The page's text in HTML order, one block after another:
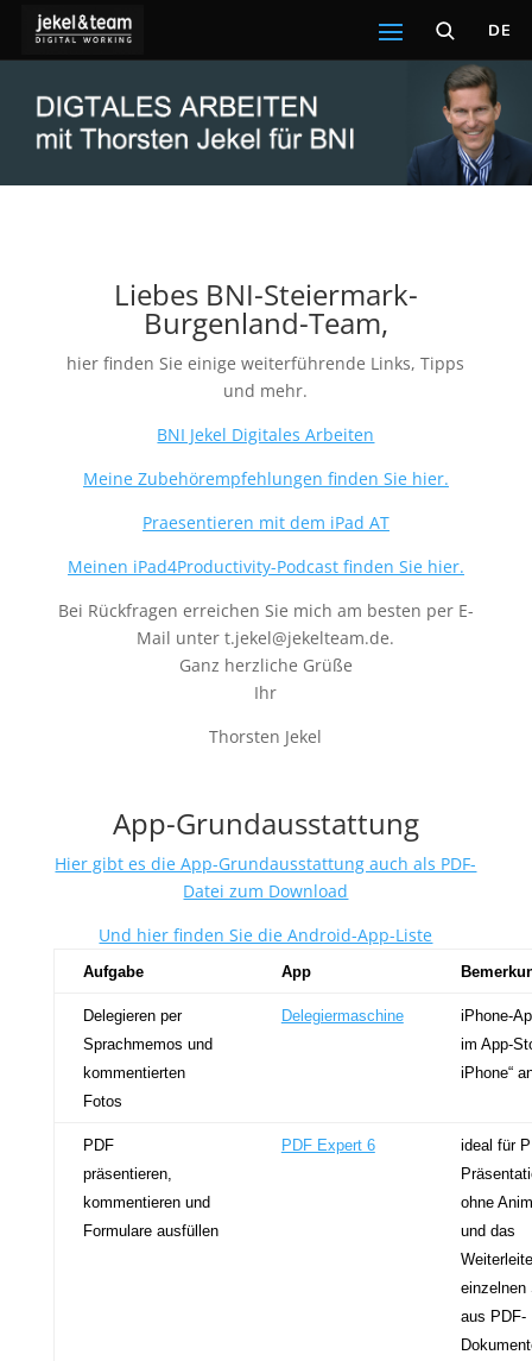
DE
Liebes BNI-Steiermark-
Burgenland-Team,
hier finden Sie einige weiterführende Links, Tipps
und mehr.
BNI Jekel Digitales Arbeiten
Meine Zubehörempfehlungen finden Sie hier.
Praesentieren mit dem iPad AT
Meinen iPad4Productivity-Podcast finden Sie hier.
Bei Rückfragen erreichen Sie mich am besten per E-
Mail unter t.jekel@jekelteam.de.
Ganz herzliche Grüße
Ihr
Thorsten Jekel
App-Grundausstattung
Hier gibt es die App-Grundausstattung auch als PDF-
Datei zum Download
Und hier finden Sie die Android-App-Liste
Aufgabe App
Delegieren per
Sprachmemos und
kommentierten
Fotos
Delegiermaschine
iPhone-
im App-
iPhone“
PDF
präsentieren,
kommentieren und
Formulare ausfüllen
PDF Expert 6
ideal für
ohne
und das
einzelnen
aus PDF-